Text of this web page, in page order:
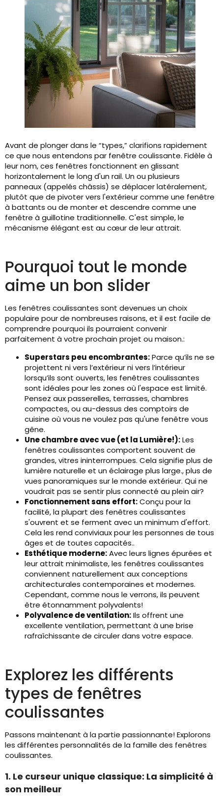
Avant de plonger dans le “types,” clarifions rapidement
ce que nous entendons par fenêtre coulissante. Fidèle à
leur nom, ces fenêtres fonctionnent en glissant
horizontalement le long d'un rail. Un ou plusieurs
panneaux (appelés châssis) se déplacer latéralement,
plutôt que de pivoter vers l'extérieur comme une fenêtre
à battants ou de monter et descendre comme une
fenêtre à guillotine traditionnelle. C'est simple, le
mécanisme élégant est au cœur de leur attrait.
Pourquoi tout le monde
aime un bon slider
Les fenêtres coulissantes sont devenues un choix
populaire pour de nombreuses raisons, et il est facile de
comprendre pourquoi ils pourraient convenir
parfaitement à votre prochain projet ou maison.:
Superstars peu encombrantes:Parce qu’ils ne se
projettent ni vers l’extérieur ni vers l’intérieur
lorsqu’ils sont ouverts, les fenêtres coulissantes
sont idéales pour les zones où l'espace est limité.
Pensez aux passerelles, terrasses, chambres
compactes, ou au-dessus des comptoirs de
cuisine où vous ne voulez pas qu'une fenêtre vous
gêne.
Une chambre avec vue (et la Lumière!):Les
fenêtres coulissantes comportent souvent de
grandes, vitres ininterrompues. Cela signifie plus de
lumière naturelle et un éclairage plus large., plus de
vues panoramiques sur le monde extérieur. Qui ne
voudrait pas se sentir plus connecté au plein air?
Fonctionnement sans effort:Conçu pour la
facilité, la plupart des fenêtres coulissantes
s'ouvrent et se ferment avec un minimum d'effort.
Cela les rend conviviaux pour les personnes de tous
âges et de toutes capacités..
Esthétique moderne:Avec leurs lignes épurées et
leur attrait minimaliste, les fenêtres coulissantes
conviennent naturellement aux conceptions
architecturales contemporaines et modernes.
Cependant, comme nous le verrons, ils peuvent
être étonnamment polyvalents!
Polyvalence de ventilation:Ils offrent une
excellente ventilation, permettant à une brise
rafraîchissante de circuler dans votre espace.
Explorez les différents
types de fenêtres
coulissantes
Passons maintenant à la partie passionnante! Explorons
les différentes personnalités de la famille des fenêtres
coulissantes.
1. Le curseur unique classique: La simplicité à
son meilleur